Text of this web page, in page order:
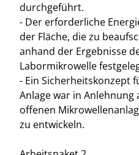
durchgeführt.
- Der erforderliche
der Fläche, die zu
anhand der Ergebnisse
Labormikrowelle
- Ein Sicherheitskonzept
Anlage war in Anlehnung
offenen
zu entwickeln.